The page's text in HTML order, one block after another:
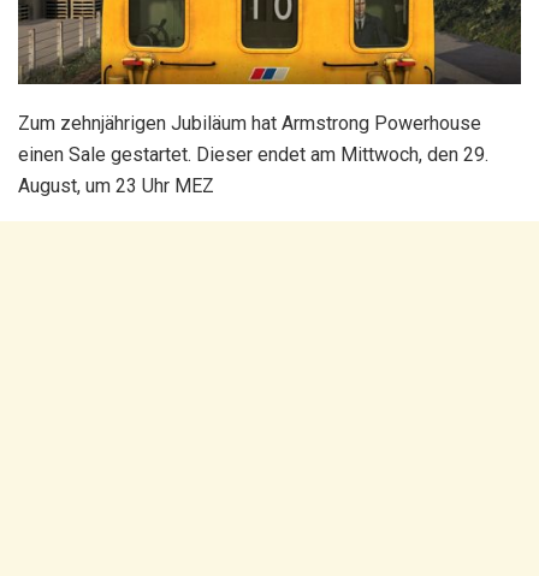
Zum zehnjährigen Jubiläum hat Armstrong Powerhouse
einen Sale gestartet. Dieser endet am Mittwoch, den 29.
August, um 23 Uhr MEZ